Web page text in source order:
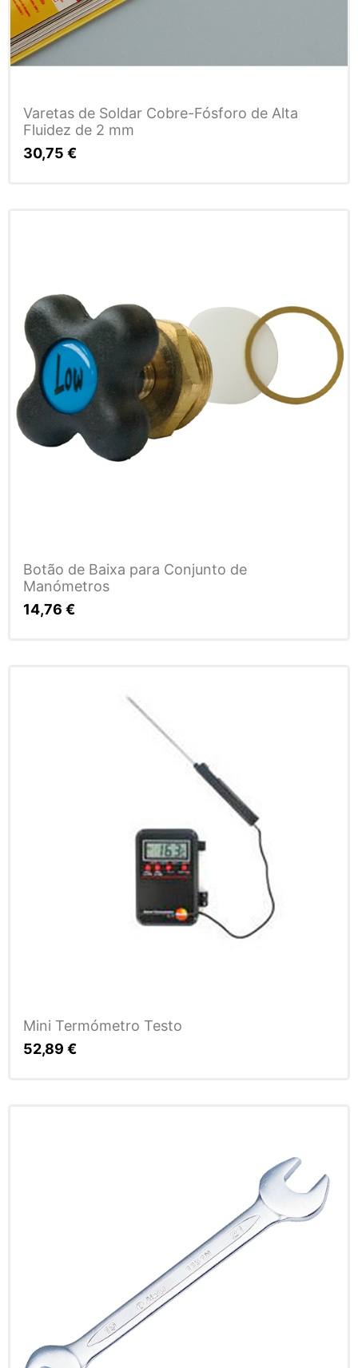
Varetas de Soldar Cobre-Fósforo de Alta
Fluidez de 2 mm
30,75 €
Botão de Baixa para Conjunto de
Manómetros
14,76 €
Mini Termómetro Testo
52,89 €